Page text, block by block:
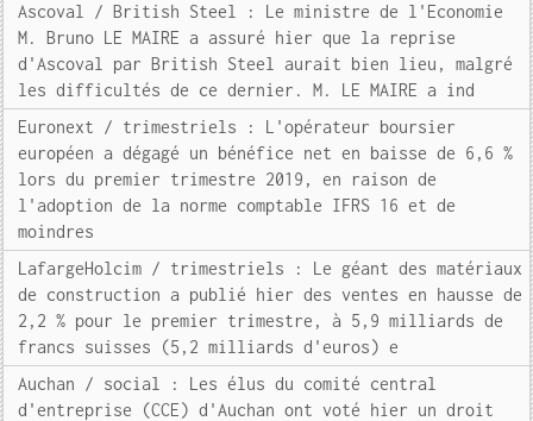
Ascoval / British Steel : Le ministre de l'Economie
M. Bruno LE MAIRE a assuré hier que la reprise
d'Ascoval par British Steel aurait bien lieu, malgré
les difficultés de ce dernier. M. LE MAIRE a ind
Euronext / trimestriels : L'opérateur boursier
européen a dégagé un bénéfice net en baisse de 6,6 %
lors du premier trimestre 2019, en raison de
l'adoption de la norme comptable IFRS 16 et de
moindres
LafargeHolcim / trimestriels : Le géant des matériaux
de construction a publié hier des ventes en hausse de
2,2 % pour le premier trimestre, à 5,9 milliards de
francs suisses (5,2 milliards d'euros) e
Auchan / social : Les élus du comité central
d'entreprise (CCE) d'Auchan ont voté hier un droit